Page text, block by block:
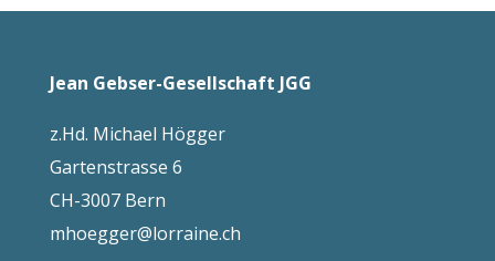
Jean Gebser-Gesellschaft JGG
z.Hd. Michael Högger
Gartenstrasse 6
CH-3007 Bern
mhoegger@lorraine.ch